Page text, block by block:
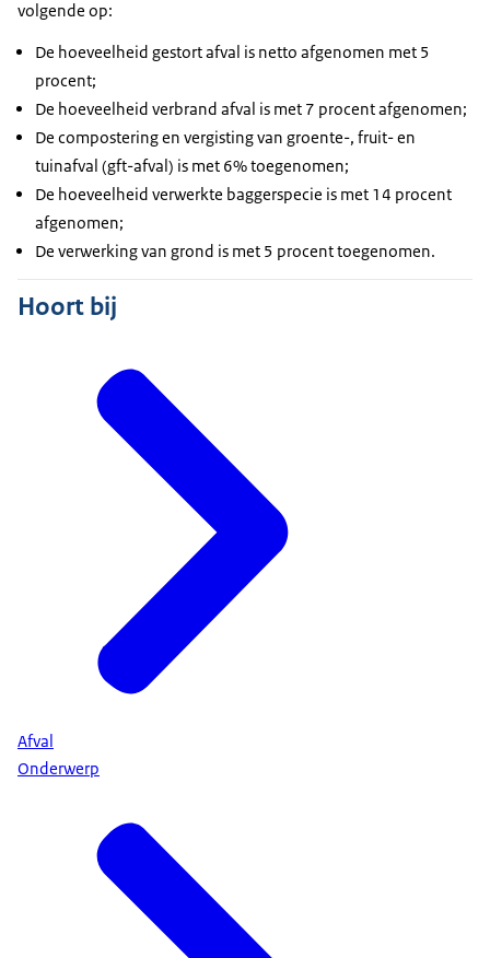
volgende op:
De hoeveelheid gestort afval is netto afgenomen met 5
procent;
De hoeveelheid verbrand afval is met 7 procent afgenomen;
De compostering en vergisting van groente-, fruit- en
tuinafval (gft-afval) is met 6% toegenomen;
De hoeveelheid verwerkte baggerspecie is met 14 procent
afgenomen;
De verwerking van grond is met 5 procent toegenomen.
Hoort bij
Afval
Onderwerp